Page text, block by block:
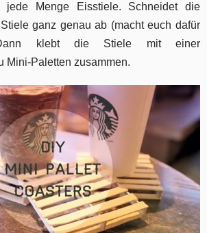
jede Menge Eisstiele. Schneidet die
ganz genau ab (macht euch dafür
Dann klebt die Stiele mit einer
Mini-Paletten zusammen.